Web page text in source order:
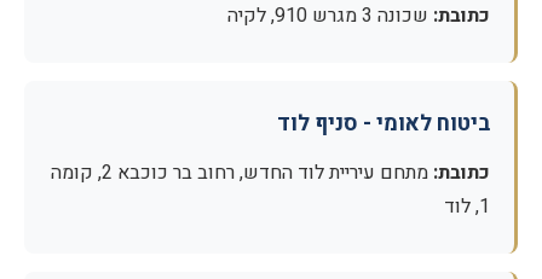
כתובת: שכונה 3 מגרש 910, לקיה
ביטוח לאומי - סניף לוד
כתובת:
מתחם עיריית לוד החדש, רחוב בר כוכבא 2, קומה
1, לוד